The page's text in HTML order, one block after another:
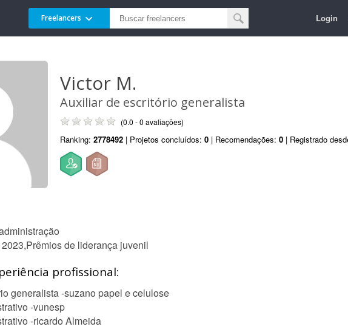
Freelancers Login
Victor M.
Auxiliar de escritório generalista
(0.0 - 0 avaliações)
Ranking: 2778492 | Projetos concluídos: 0 | Recomendações: 0 | Registrado
de liderança juvenil
profissional:
generalista -suzano papel e celulose
-vunesp
-ricardo Almeida